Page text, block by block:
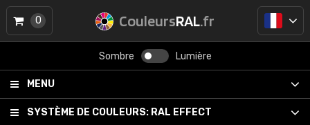
CouleursRAL.fr
Sombre Lumière
MENU
SYSTÈME DE COULEURS: RAL EFFECT
0